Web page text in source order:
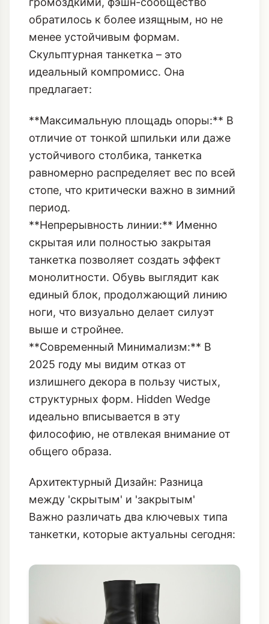
сезонов доминирования массивных
платформ, которые, хотя и давали
высоту, часто были тяжелыми и
громоздкими, фэшн-сообщество
обратилось к более изящным, но не
менее устойчивым формам.
идеальный компромисс. Она
**Максимальную площадь опоры:** В
отличие от тонкой шпильки или даже
устойчивого столбика, танкетка
равномерно распределяет вес по всей
стопе, что критически важно в зимний
период.
**Непрерывность линии:** Именно
скрытая или полностью закрытая
танкетка позволяет создать эффект
монолитности. Обувь выглядит как
единый блок, продолжающий линию
ноги, что визуально делает силуэт
выше и стройнее.
**Современный Минимализм:** В
2025 году мы видим отказ от
излишнего декора в пользу чистых,
структурных форм. Hidden Wedge
философию, не отвлекая внимание от
общего образа.
Архитектурный Дизайн: Разница
танкетки, которые актуальны сегодня: